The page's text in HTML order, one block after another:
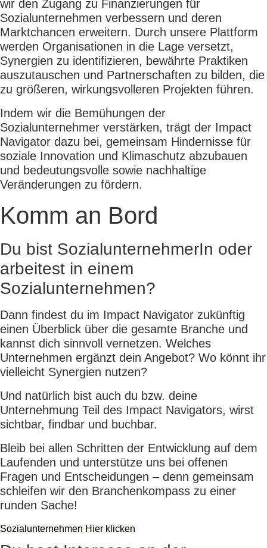
wir den Zugang zu Finanzierungen für
Sozialunternehmen verbessern und deren
Marktchancen erweitern. Durch unsere Plattform
werden Organisationen in die Lage versetzt,
Synergien zu identifizieren, bewährte Praktiken
auszutauschen und Partnerschaften zu bilden, die
zu größeren, wirkungsvolleren Projekten führen.
Indem wir die Bemühungen der
Sozialunternehmer verstärken, trägt der Impact
Navigator dazu bei, gemeinsam Hindernisse für
soziale Innovation und Klimaschutz abzubauen
und bedeutungsvolle sowie nachhaltige
Veränderungen zu fördern.
Komm an Bord
Du bist Sozialunter­nehmer­In oder
arbeitest in einem
Sozialunternehmen?
Dann findest du im Impact Navigator zukünftig
einen Überblick über die gesamte Branche und
kannst dich sinnvoll vernetzen. Welches
Unternehmen ergänzt dein Angebot? Wo könnt ihr
vielleicht Synergien nutzen?
Und natürlich bist auch du bzw. deine
Unternehmung Teil des Impact Navigators, wirst
sichtbar, findbar und buchbar.
Bleib bei allen Schritten der Entwicklung auf dem
Laufenden und unterstütze uns bei offenen
Fragen und Entscheidungen – denn gemeinsam
schleifen wir den Branchenkompass zu einer
runden Sache!
Sozialunternehmen Hier klicken